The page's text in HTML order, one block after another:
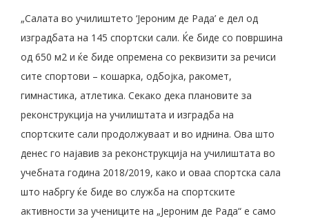
„Салата во училиштето ‘Јероним де Рада’ е дел од
изградбата на 145 спортски сали. Ќе биде со површина
од 650 м2 и ќе биде опремена со реквизити за речиси
сите спортови – кошарка, одбојка, ракомет,
гимнастика, атлетика. Секако дека плановите за
реконструкција на училиштата и изградба на
спортските сали продолжуваат и во иднина. Ова што
денес го најавив за реконструкција на училиштата во
учебната година 2018/2019, како и оваа спортска сала
што набргу ќе биде во служба на спортските
активности за учениците на „Јероним де Рада“ е само